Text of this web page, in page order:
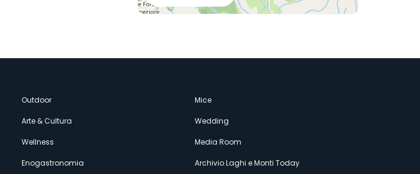
Outdoor
Arte & Cultura
Wellness
Enogastronomia
Mice
Wedding
Media Room
Archivio Laghi e Monti Today